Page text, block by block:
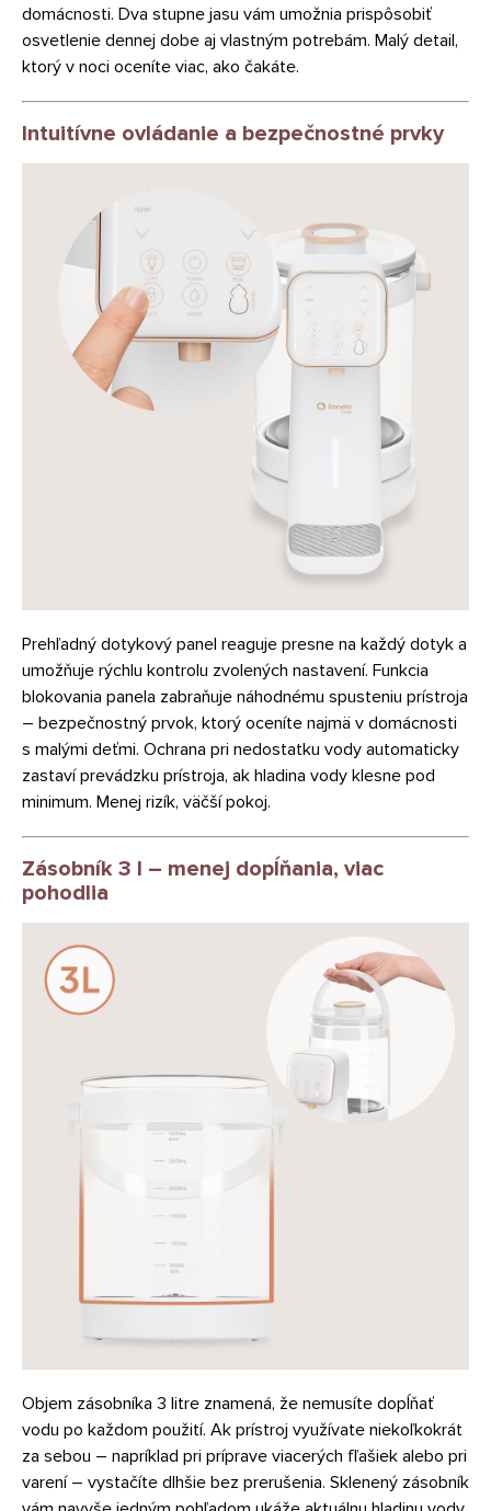
domácnosti. Dva stupne jasu vám umožnia prispôsobiť
osvetlenie dennej dobe aj vlastným potrebám. Malý detail,
ktorý v noci oceníte viac, ako čakáte.
Intuitívne ovládanie a bezpečnostné prvky
Prehľadný dotykový panel reaguje presne na každý dotyk a
umožňuje rýchlu kontrolu zvolených nastavení. Funkcia
blokovania panela zabraňuje náhodnému spusteniu prístroja
– bezpečnostný prvok, ktorý oceníte najmä v domácnosti
s malými deťmi. Ochrana pri nedostatku vody automaticky
zastaví prevádzku prístroja, ak hladina vody klesne pod
minimum. Menej rizík, väčší pokoj.
Zásobník 3 l – menej dopĺňania, viac
pohodlia
Objem zásobníka 3 litre znamená, že nemusíte dopĺňať
vodu po každom použití. Ak prístroj využívate niekoľkokrát
za sebou – napríklad pri príprave viacerých fľašiek alebo pri
varení – vystačíte dlhšie bez prerušenia. Sklenený zásobník